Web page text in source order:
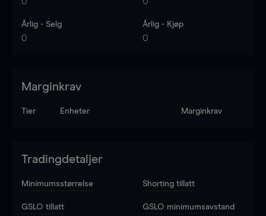
Årlig - Selg
0
Årlig - Kjøp
0
Marginkrav
Tier Enheter Marginkrav
Tradingdetaljer
Minimumsstørrelse Shorting tillatt
GSLO tillatt GSLO minimumsavstand